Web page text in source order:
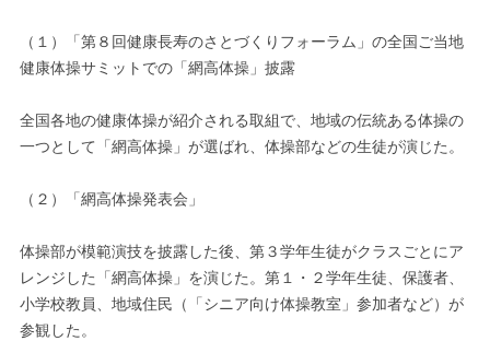
（１）「第８回健康長寿のさとづくりフォーラム」の全国ご当地
健康体操サミットでの「網高体操」披露
全国各地の健康体操が紹介される取組で、地域の伝統ある体操の
一つとして「網高体操」が選ばれ、体操部などの生徒が演じた。
（２）「網高体操発表会」
体操部が模範演技を披露した後、第３学年生徒がクラスごとにア
レンジした「網高体操」を演じた。第１・２学年生徒、保護者、
小学校教員、地域住民（「シニア向け体操教室」参加者など）が
参観した。